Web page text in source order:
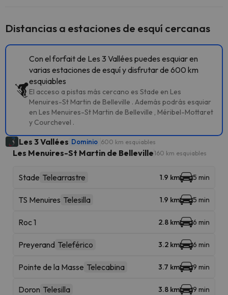
Distancias a estaciones de esquí cercanas
Con el forfait de Les 3 Vallées puedes esquiar en
varias estaciones de esquí y disfrutar de 600 km
esquiables
El acceso a pistas más cercano es Stade en Les
Menuires-St Martin de Belleville . Además podrás esquiar
en Les Menuires-St Martin de Belleville , Méribel-Mottaret
y Courchevel .
Les 3 Vallées Dominio 600 km esquiables
Les Menuires-St Martin de Belleville160 km esquiables
Stade Telearrastre 1.9 km 5 min
TS Menuires Telesilla 1.9 km 5 min
Roc 1 2.8 km 6 min
Preyerand Teleférico 3.2 km 6 min
Pointe de la Masse Telecabina 3.7 km 9 min
Doron Telesilla 3.8 km 9 min